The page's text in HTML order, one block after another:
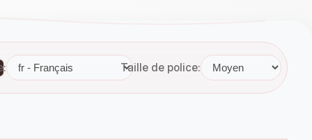
Taille de police: